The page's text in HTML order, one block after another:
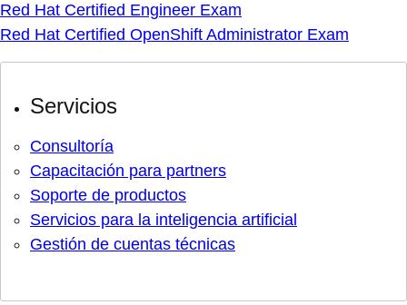
Red Hat Certified Engineer Exam
Red Hat Certified OpenShift Administrator Exam
Servicios
Consultoría
Capacitación para partners
Soporte de productos
Servicios para la inteligencia artificial
Gestión de cuentas técnicas